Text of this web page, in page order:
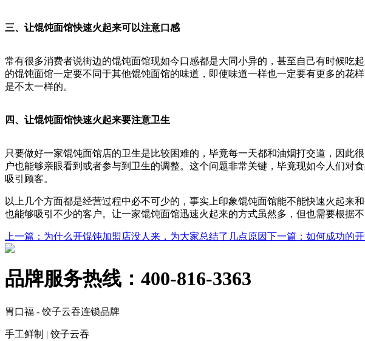
三、让馄饨面馆快速火起来可以注意口感
常有很多消费者说街边的馄饨面馆现如今口感都是大同小异的，甚至自己有时候吃
的馄饨面馆一定要不同于其他馄饨面馆的味道，即使味道一样也一定要有更多的花
是不太一样的。
四、让馄饨面馆快速火起来要注意卫生
只要做好一家馄饨面馆店的卫生是比较困难的，毕竟每一天都和油烟打交道，因
户也能够亲眼看到或者参与到卫生的调整。这个问题非常关键，毕竟现如今人们
吸引顾客。
以上几个方面都是经营过程中必不可少的，事实上印象馄饨面馆能不能快速火起
也能够吸引不少的客户。让一家馄饨面馆迅速火起来的方式虽然多，但也需要根据
上一篇 ：为什么开馄饨加盟店没人来，为大家总结了几点原因下一篇 ：如何成功的
品牌服务热线： 400-816-3363
胃口福 - 饺子云吞连锁品牌
手工鲜制 | 饺子云吞